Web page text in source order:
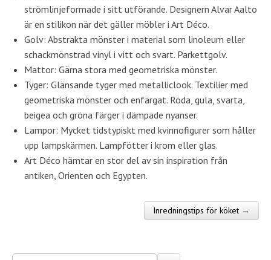
strömlinjeformade i sitt utförande. Designern Alvar Aalto
är en stilikon när det gäller möbler i Art Déco.
Golv: Abstrakta mönster i material som linoleum eller
schackmönstrad vinyl i vitt och svart. Parkettgolv.
Mattor: Gärna stora med geometriska mönster.
Tyger: Glänsande tyger med metalliclook. Textilier med
geometriska mönster och enfärgat. Röda, gula, svarta,
beigea och gröna färger i dämpade nyanser.
Lampor: Mycket tidstypiskt med kvinnofigurer som håller
upp lampskärmen. Lampfötter i krom eller glas.
Art Déco hämtar en stor del av sin inspiration från
antiken, Orienten och Egypten.
Inredningstips för köket →